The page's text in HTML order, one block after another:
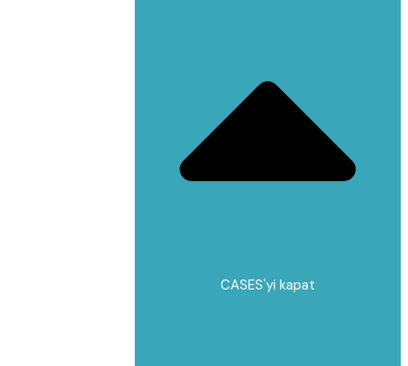
CASES'yi kapat